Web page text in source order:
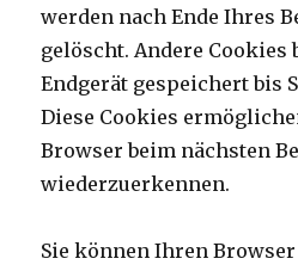
werden nach Ende Ihres
gelöscht. Andere Cookies
Endgerät gespeichert bis
Diese Cookies
Browser beim nächsten
wiederzuerkennen.
Sie können Ihren